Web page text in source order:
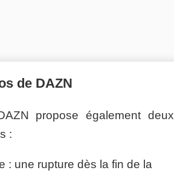
de DAZN
propose également deux
:
: une rupture dès la fin de la